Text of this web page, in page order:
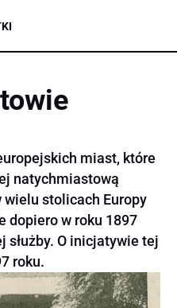
miast, które
natychmiastową
wielu stolicach Europy
dopiero w roku 1897
służby. O inicjatywie tej
roku.